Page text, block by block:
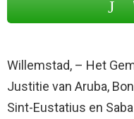
Willemstad, – Het
Justitie van Aruba,
Sint-Eustatius en